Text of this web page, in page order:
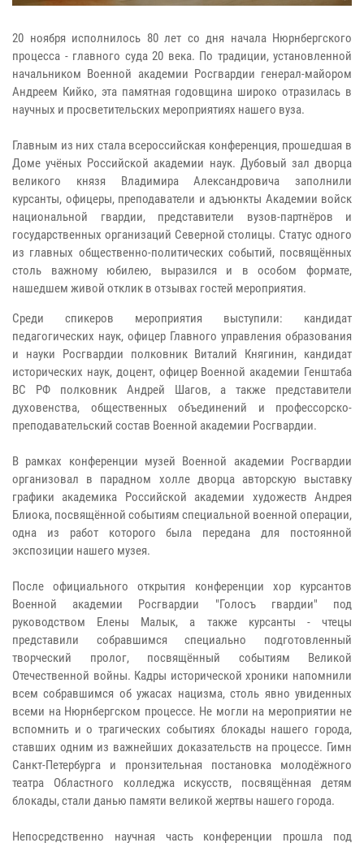
20 ноября исполнилось 80 лет со дня начала Нюрнбергского
процесса - главного суда 20 века. По традиции, установленной
начальником Военной академии Росгвардии генерал-майором
Андреем Кийко, эта памятная годовщина широко отразилась в
научных и просветительских мероприятиях нашего вуза.
Главным из них стала всероссийская конференция, прошедшая в
Доме учёных Российской академии наук. Дубовый зал дворца
великого князя Владимира Александровича заполнили
курсанты, офицеры, преподаватели и адъюнкты Академии войск
национальной гвардии, представители вузов-партнёров и
государственных организаций Северной столицы. Статус одного
из главных общественно-политических событий, посвящённых
столь важному юбилею, выразился и в особом формате,
нашедшем живой отклик в отзывах гостей мероприятия.
Среди спикеров мероприятия выступили: кандидат
педагогических наук, офицер Главного управления образования
и науки Росгвардии полковник Виталий Княгинин, кандидат
исторических наук, доцент, офицер Военной академии Генштаба
ВС РФ полковник Андрей Шагов, а также представители
духовенства, общественных объединений и профессорско-
преподавательский состав Военной академии Росгвардии.
В рамках конференции музей Военной академии Росгвардии
организовал в парадном холле дворца авторскую выставку
графики академика Российской академии художеств Андрея
Блиока, посвящённой событиям специальной военной операции,
одна из работ которого была передана для постоянной
экспозиции нашего музея.
После официального открытия конференции хор курсантов
Военной академии Росгвардии "Голосъ гвардии" под
руководством Елены Малык, а также курсанты - чтецы
представили собравшимся специально подготовленный
творческий пролог, посвящённый событиям Великой
Отечественной войны. Кадры исторической хроники напомнили
всем собравшимся об ужасах нацизма, столь явно увиденных
всеми на Нюрнбергском процессе. Не могли на мероприятии не
вспомнить и о трагических событиях блокады нашего города,
ставших одним из важнейших доказательств на процессе. Гимн
Санкт-Петербурга и пронзительная постановка молодёжного
театра Областного колледжа искусств, посвящённая детям
блокады, стали данью памяти великой жертвы нашего города.
Непосредственно научная часть конференции прошла под